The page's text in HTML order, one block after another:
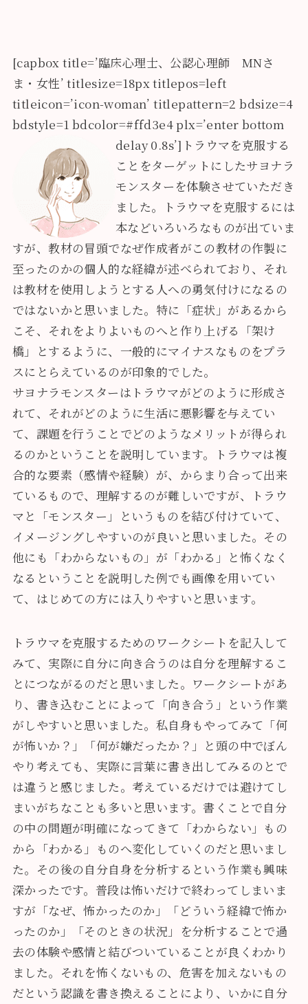
[capbox title=’臨床心理士、公認心理師 MNさ
ま・女性’ titlesize=18px titlepos=left
titleicon=’icon-woman’ titlepattern=2 bdsize=4
bdstyle=1 bdcolor=#ffd3e4 plx=’enter bottom
delay 0.8s’] トラウマを克服する
ことをターゲットにしたサヨナラ
モンスターを体験させていただき
ました。トラウマを克服するには
本などいろいろなものが出ていま
すが、教材の冒頭でなぜ作成者がこの教材の作製に
至ったのかの個人的な経緯が述べられており、それ
は教材を使用しようとする人への勇気付けになるの
ではないかと思いました。特に「症状」があるから
こそ、それをよりよいものへと作り上げる「架け
橋」とするように、一般的にマイナスなものをプラ
スにとらえているのが印象的でした。
サヨナラモンスターはトラウマがどのように形成さ
れて、それがどのように生活に悪影響を与えてい
て、課題を行うことでどのようなメリットが得られ
るのかということを説明しています。トラウマは複
合的な要素（感情や経験）が、からまり合って出来
ているもので、理解するのが難しいですが、トラウ
マと「モンスター」というものを結び付けていて、
イメージングしやすいのが良いと思いました。その
他にも「わからないもの」が「わかる」と怖くなく
なるということを説明した例でも画像を用いてい
て、はじめての方には入りやすいと思います。
トラウマを克服するためのワークシートを記入して
みて、実際に自分に向き合うのは自分を理解するこ
とにつながるのだと思いました。ワークシートがあ
り、書き込むことによって「向き合う」という作業
がしやすいと思いました。私自身もやってみて「何
が怖いか？」「何が嫌だったか？」と頭の中でぼん
やり考えても、実際に言葉に書き出してみるのとで
は違うと感じました。考えているだけでは避けてし
まいがちなことも多いと思います。書くことで自分
の中の問題が明確になってきて「わからない」もの
から「わかる」ものへ変化していくのだと思いまし
た。その後の自分自身を分析するという作業も興味
深かったです。普段は怖いだけで終わってしまいま
すが「なぜ、怖かったのか」「どういう経緯で怖か
ったのか」「そのときの状況」を分析することで過
去の体験や感情と結びついていることが良くわかり
ました。それを怖くないもの、危害を加えないもの
だという認識を書き換えることにより、いかに自分